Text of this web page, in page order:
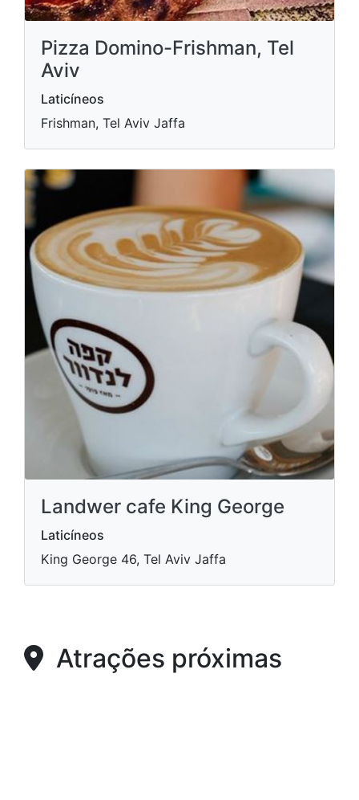
Pizza Domino-Frishman, Tel
Aviv
Laticíneos
Frishman, Tel Aviv Jaffa
Landwer cafe King George
Laticíneos
King George 46, Tel Aviv Jaffa
Atrações próximas